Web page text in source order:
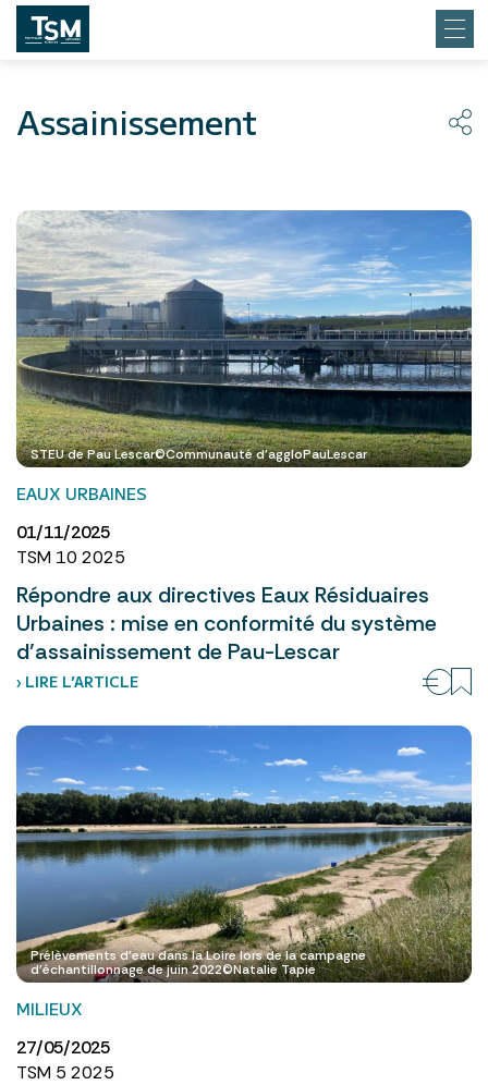
Assainissement
STEU de Pau Lescar©Communauté d'aggloPauLescar
EAUX URBAINES
01/11/2025
TSM 10 2025
Répondre aux directives Eaux Résiduaires
Urbaines : mise en conformité du système
d’assainissement de Pau-Lescar
› LIRE L’ARTICLE
Prélèvements d’eau dans la Loire lors de la campagne
d’échantillonnage de juin 2022©Natalie Tapie
MILIEUX
27/05/2025
TSM 5 2025